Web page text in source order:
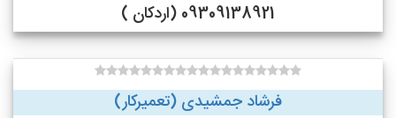
09309138921 (اردکان )
فرشاد جمشیدی (تعمیرکار)